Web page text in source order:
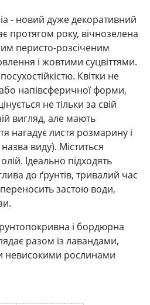
- новий дуже декоративний
протягом року, вічнозелена
перисто-розсіченим
і жовтими суцвіттями.
Квітки не
або напівсферичної форми,
не тільки за свій
вигляд, але мають
нагадує листя розмарину і
виду). Міститься
Ідеально підходять
до ґрунтів, тривалий час
застою води,
і бордюрна
разом із лавандами,
невисокими рослинами